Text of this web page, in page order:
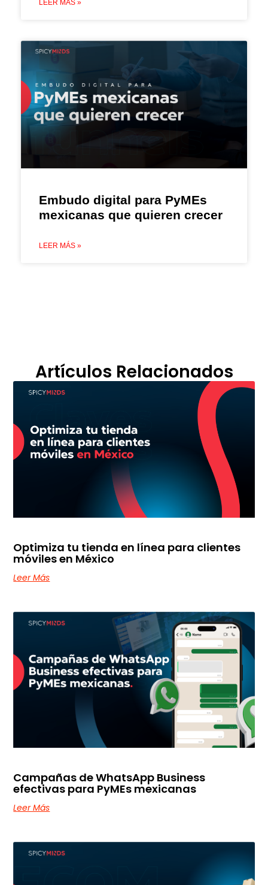
LEER MÁS »
Embudo digital para PyMEs
mexicanas que quieren crecer
LEER MÁS »
Artículos Relacionados
Optimiza tu tienda en línea para clientes
móviles en México
Leer Más
Campañas de WhatsApp Business
efectivas para PyMEs mexicanas
Leer Más